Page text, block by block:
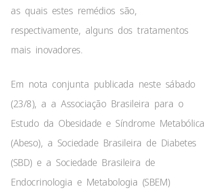
as quais estes remédios são,
respectivamente, alguns dos tratamentos
mais inovadores.
Em nota conjunta publicada neste sábado
(23/8), a a Associação Brasileira para o
Estudo da Obesidade e Síndrome Metabólica
(Abeso), a Sociedade Brasileira de Diabetes
(SBD) e a Sociedade Brasileira de
Endocrinologia e Metabologia (SBEM)